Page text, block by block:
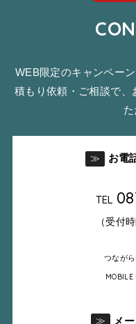
WEB限定のキャンペー
積もり依頼・ご相談で、
た
≫ お電
TEL
（受付
つなが
MOBILE
≫ メ